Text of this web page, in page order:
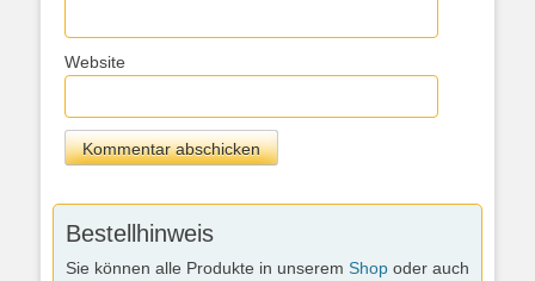
Website
Bestellhinweis
Sie können alle Produkte in unserem Shop oder auch